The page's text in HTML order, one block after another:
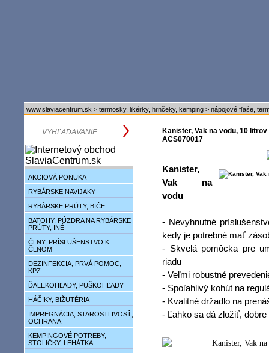
www.slaviacentrum.sk > termosky, likérky, hrnčeky, kemping > nápojové fľaše,
AKCIOVÁ PONUKA
RYBÁRSKE NAVIJAKY
RYBÁRSKE PRÚTY, BIČE
BATOHY, PÚZDRA NA RYBÁRSKE
PRÚTY, INÉ
ČLNY, PRÍSLUŠENSTVO K
ČLNOM
DEZINFEKCIA, PRVÁ POMOC,
KPZ
ĎALEKOHĽADY, PUŠKOHĽADY
HÁČIKY, BIŽUTÉRIA
IMPREGNÁCIA, STAROSTLIVOSŤ,
OCHRANA
KEMPINGOVÉ POTREBY,
STOLIČKY, LEHÁTKA
Kanister, Vak na vodu, 10 litrov
ACS070017
Kanister,
Vak na
vodu
- Nevyhnutné
kedy je potrebné mať
- Skvelá pomôcka pre
riadu
- Veľmi robustné
- Spoľahlivý kohút na
- Kvalitné držadlo na
- Ľahko sa dá zložiť,